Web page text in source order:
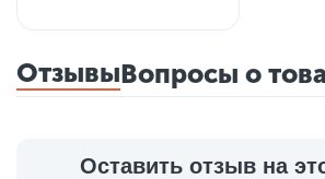
ОтзывыВопросы о
Оставить отзыв на